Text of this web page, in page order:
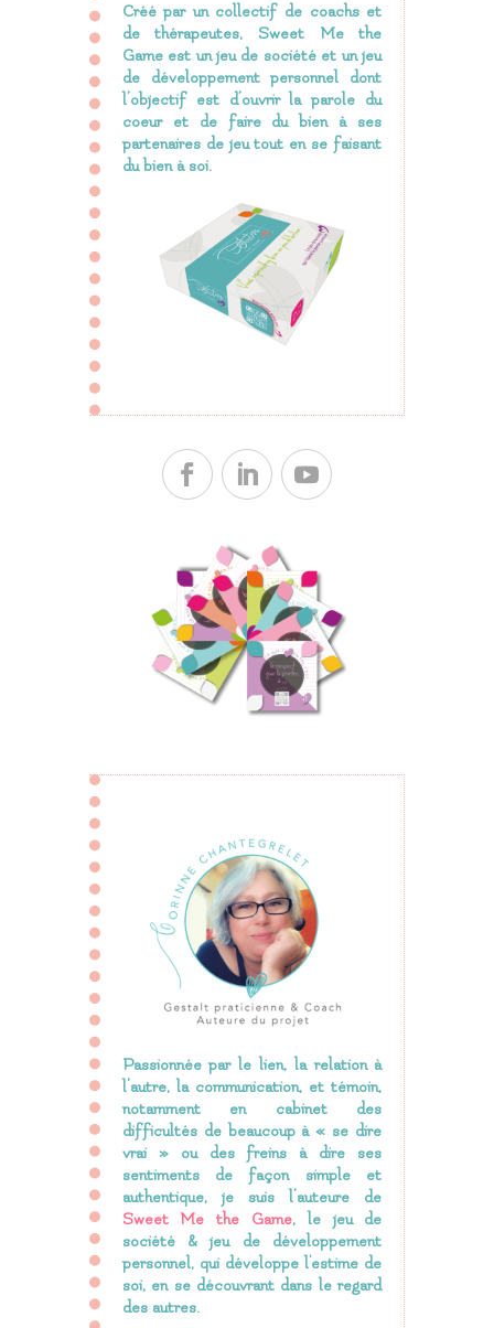
Créé par un collectif de coachs et
de thérapeutes, Sweet Me the
Game est un jeu de société et un jeu
de développement personnel dont
l’objectif est d’ouvrir la parole du
coeur et de faire du bien à ses
partenaires de jeu tout en se faisant
du bien à soi.
Passionnée par le lien, la relation à
l’autre, la communication, et témoin,
notamment en cabinet des
difficultés de beaucoup à « se dire
vrai » ou des freins à dire ses
sentiments de façon simple et
authentique, je suis l’auteure de
Sweet Me the Game, le jeu de
société & jeu de développement
personnel, qui développe l'estime de
soi, en se découvrant dans le regard
des autres.